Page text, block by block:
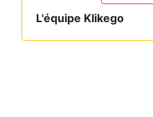
L'équipe Klikego